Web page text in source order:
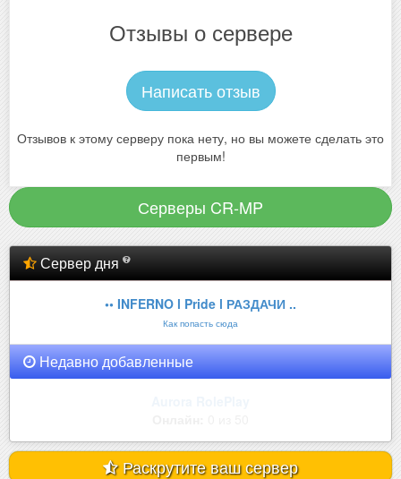
Отзывы о сервере
Написать отзыв
Отзывов к этому серверу пока нету, но вы можете сделать это
первым!
Серверы CR-MP
Сервер дня
•• INFERNO l Pride l РАЗДАЧИ ..
Как попасть сюда
Недавно добавленные
Раскрутите ваш сервер